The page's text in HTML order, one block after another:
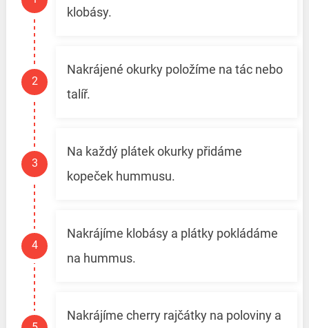
klobásy.
Nakrájené okurky položíme na tác nebo
talíř.
Na každý plátek okurky přidáme
kopeček hummusu.
Nakrájíme klobásy a plátky pokládáme
na hummus.
Nakrájíme cherry rajčátky na poloviny a